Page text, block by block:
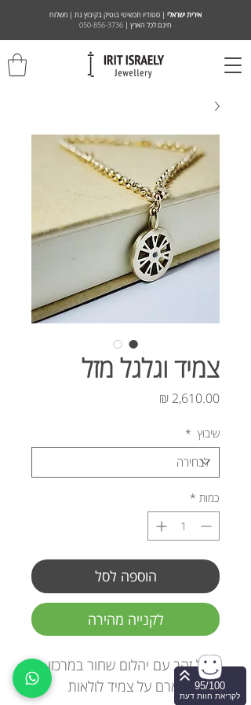
אירית ישראלי | סטודיו תכשיטי בוטיק בקיבוץ גת | משלוח
חינם לכל הארץ | 050-856-3736
צמיד וגלגל מזל
שיבוץ *
כמות *
הוספה לסל
לקנייה מהירה
גלגל זהב עם יהלום שחור במרכזו,
תלוי כצ'ארם על צמיד לולאות
95/100
לקריאת חוות דעת